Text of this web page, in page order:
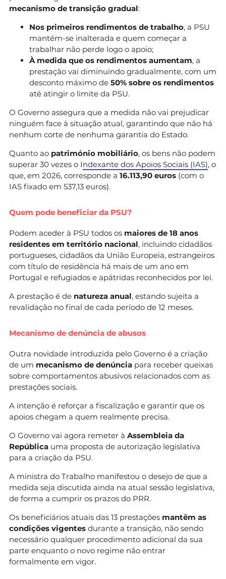
mecanismo de transição gradual:
Nos primeiros rendimentos de trabalho, a PSU
mantém-se inalterada e quem começar a
trabalhar não perde logo o apoio;
À medida que os rendimentos aumentam, a
prestação vai diminuindo gradualmente, com um
desconto máximo de 50% sobre os rendimentos
até atingir o limite da PSU.
O Governo assegura que a medida não vai prejudicar
ninguém face à situação atual, garantindo que não há
nenhum corte de nenhuma garantia do Estado.
Quanto ao património mobiliário, os bens não podem
superar 30 vezes o Indexante dos Apoios Sociais (IAS), o
que, em 2026, corresponde a 16.113,90 euros (com o
IAS fixado em 537,13 euros).
Quem pode beneficiar da PSU?
Podem aceder à PSU todos os maiores de 18 anos
residentes em território nacional, incluindo cidadãos
portugueses, cidadãos da União Europeia, estrangeiros
com título de residência há mais de um ano em
Portugal e refugiados e apátridas reconhecidos por lei.
A prestação é de natureza anual, estando sujeita a
revalidação no final de cada período de 12 meses.
Mecanismo de denúncia de abusos
Outra novidade introduzida pelo Governo é a criação
de um mecanismo de denúncia para receber queixas
sobre comportamentos abusivos relacionados com as
prestações sociais.
A intenção é reforçar a fiscalização e garantir que os
apoios chegam a quem realmente precisa.
O Governo vai agora remeter à Assembleia da
República uma proposta de autorização legislativa
para a criação da PSU.
A ministra do Trabalho manifestou o desejo de que a
medida seja discutida ainda na atual sessão legislativa,
de forma a cumprir os prazos do PRR.
Os beneficiários atuais das 13 prestações mantêm as
condições vigentes durante a transição, não sendo
necessário qualquer procedimento adicional da sua
parte enquanto o novo regime não entrar
formalmente em vigor.